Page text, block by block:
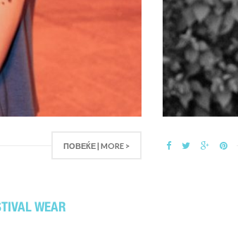
ПОВЕЌЕ | MORE >
WEAR